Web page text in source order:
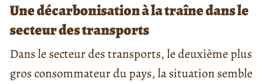
Une décarbonisation à la traîne dans le
secteur des transports
Dans le secteur des transports, le deuxième plus
gros consommateur du pays, la situation semble